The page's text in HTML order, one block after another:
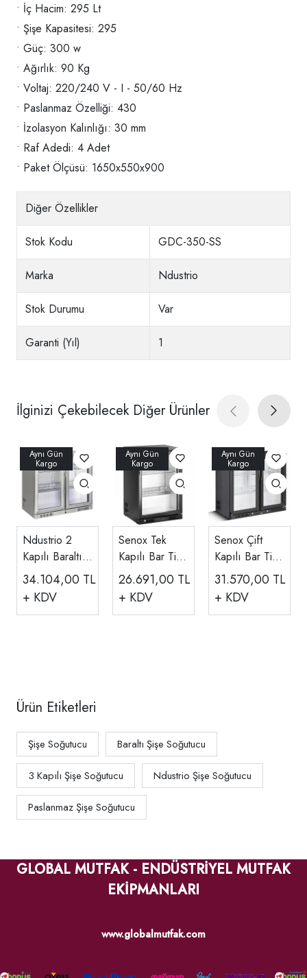
• İç Hacim: 295 Lt
• Şişe Kapasitesi: 295
• Güç: 300 w
• Ağırlık: 90 Kg
• Voltaj: 220/240 V - I - 50/60 Hz
• Paslanmaz Özelliği: 430
• İzolasyon Kalınlığı: 30 mm
• Raf Adedi: 4 Adet
• Paket Ölçüsü: 1650x550x900
Diğer Özellikler
Stok Kodu GDC-350-SS
Marka Ndustrio
Stok Durumu Var
Garanti (Yıl) 1
İlginizi Çekebilecek Diğer Ürünler
Ndustrio 2
Kapılı Baraltı
Şişe Soğutucu,
Paslanmaz
GDC-250-SS
34.104,00 TL
+ KDV
Senox Tek
Kapılı Bar Tipi
Şişe Soğutucu,
Siyah BBC-150
26.691,00 TL
+ KDV
Senox Çift
Kapılı Bar Tipi
Şişe Soğutucu,
Siyah BBC-
250
31.570,00 TL
+ KDV
Ürün Etiketleri
Şişe Soğutucu Baraltı Şişe Soğutucu
3 Kapılı Şişe Soğutucu Ndustrio Şişe Soğutucu
Paslanmaz Şişe Soğutucu
GLOBAL MUTFAK - ENDÜSTRİYEL MUTFAK
EKİPMANLARI
www.globalmutfak.com